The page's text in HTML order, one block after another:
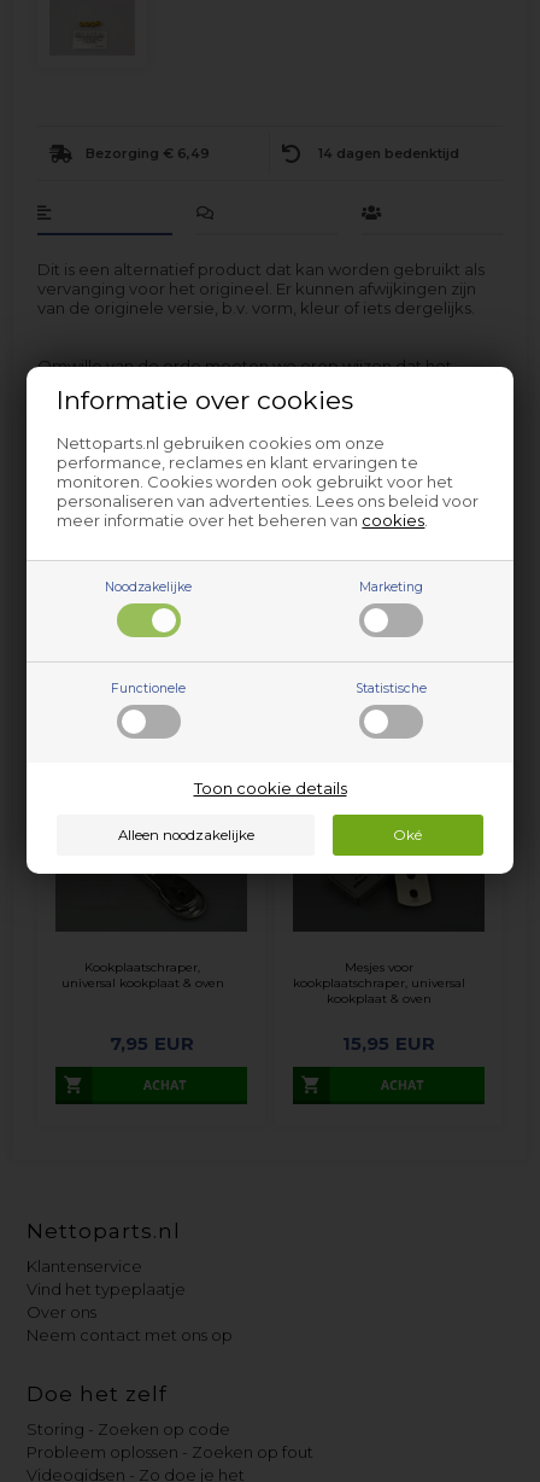
Informatie over cookies
Nettoparts.nl gebruiken cookies om onze
performance, reclames en klant ervaringen te
monitoren. Cookies worden ook gebruikt voor het
personaliseren van advertenties. Lees ons beleid voor
meer informatie over het beheren van cookies
Noodzakelijke Marketing
Functionele Statistische
Toon cookie details
Bezorging € 6,49 14 dagen bedenktijd
Dit is een alternatief product dat kan worden gebruikt als
vervanging voor het origineel. Er kunnen afwijkingen zijn
van de originele versie, b.v. vorm, kleur of iets dergelijks.
Omwille van de orde moeten we erop wijzen dat het
vervangen van sproeiers en andere gasgerelateerde
onderdelen altijd moet worden uitgevoerd door een
erkende loodgieter.
De prijs is voor 4 stuks.
onder andere…
Populaire verwante items
Kookplaatschraper,
universal kookplaat & oven
7,95 EUR
Mesjes voor
kookplaatschraper, universal
kookplaat & oven
15,95 EUR
Nettoparts.nl
Klantenservice
Vind het typeplaatje
Over ons
Neem contact met ons op
Doe het zelf
Storing - Zoeken op code
Probleem oplossen - Zoeken op fout
Videogidsen - Zo doe je het